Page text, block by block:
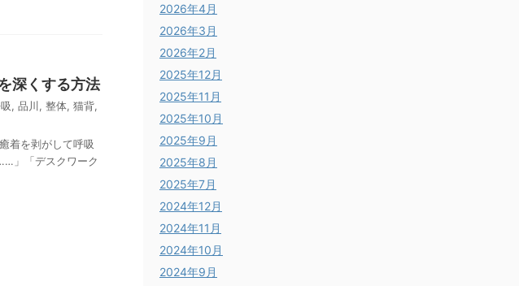
深くする方法
, 品川 , 整体, 猫背,
着を剥がして呼吸
」「デスクワーク
2026年4月
2026年3月
2026年2月
2025年12月
2025年11月
2025年10月
2025年9月
2025年8月
2025年7月
2024年12月
2024年11月
2024年10月
2024年9月